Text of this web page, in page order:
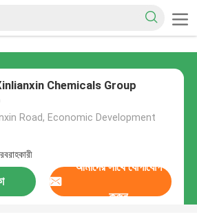
Chemicals Group
Road, Economic Development
আমাদের সাথে যোগাযোগ
করুন